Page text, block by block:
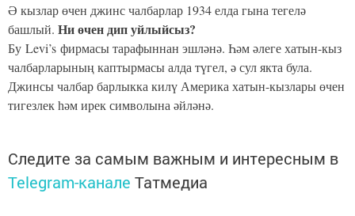
Ә кызлар өчен джинс чалбарлар 1934 елда гына тегелә
башлый. Ни өчен дип уйлыйсыз?
Бу Levi’s фирмасы тарафыннан эшләнә. Һәм әлеге хатын-кыз
чалбарларының каптырмасы алда түгел, ә сул якта була.
Джинсы чалбар барлыкка килү Америка хатын-кызлары өчен
тигезлек һәм ирек символына әйләнә.
Следите за самым важным и интересным в
Telegram-канале Татмедиа